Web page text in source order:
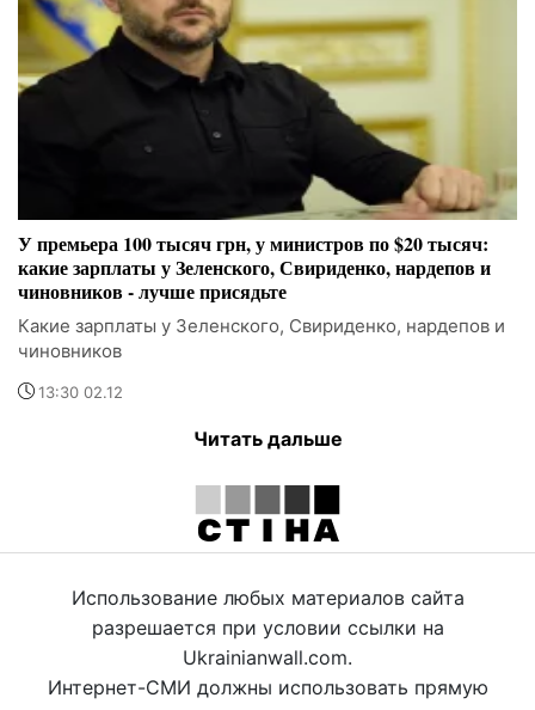
У премьера 100 тысяч грн, у министров по $20 тысяч:
какие зарплаты у Зеленского, Свириденко, нардепов и
чиновников - лучше присядьте
Какие зарплаты у Зеленского, Свириденко, нардепов и
чиновников
13:30 02.12
Читать дальше
Использование любых материалов сайта
разрешается при условии ссылки на
Ukrainianwall.com.
Интернет-СМИ должны использовать прямую